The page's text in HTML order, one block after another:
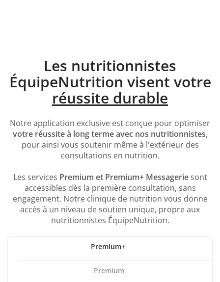
Les nutritionnistes
ÉquipeNutrition visent votre
réussite durable
Notre application exclusive est conçue pour optimiser
votre réussite à long terme avec nos nutritionnistes,
pour ainsi vous soutenir même à l'extérieur des
consultations en nutrition.
Les services Premium et Premium+ Messageriesont
accessibles dès la première consultation, sans
engagement. Notre clinique de nutrition vous donne
accès à un niveau de soutien unique, propre aux
nutritionnistes ÉquipeNutrition.
Premium+
Premium